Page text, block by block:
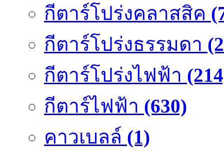
กีตาร์โปร่งคลาสสิค
กีตาร์โปร่งธรรมดา
กีตาร์โปร่งไฟฟ้า
กีตาร์ไฟฟ้า (630)
คาวเบลล์ (1)